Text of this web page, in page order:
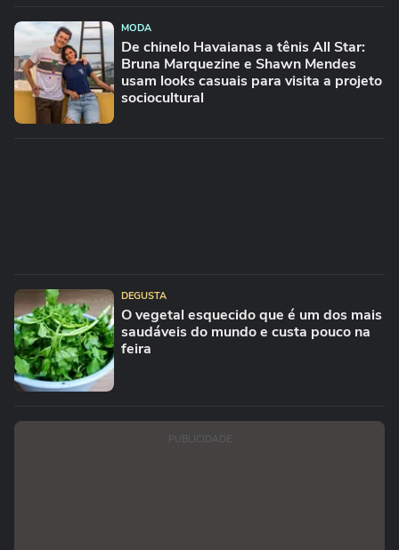
MODA
De chinelo Havaianas a tênis All Star:
Bruna Marquezine e Shawn Mendes
usam looks casuais para visita a projeto
sociocultural
DEGUSTA
O vegetal esquecido que é um dos mais
saudáveis do mundo e custa pouco na
feira
PUBLICIDADE